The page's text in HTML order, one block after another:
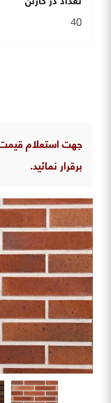
40
برقرار نمائید.